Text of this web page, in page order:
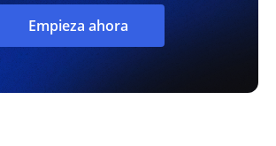
Empieza ahora